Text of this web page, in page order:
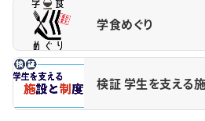
学食めぐり
検証 学生を支える